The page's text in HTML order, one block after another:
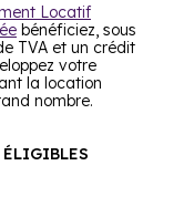
Locatif
bénéficiez, sous
TVA et un crédit
votre
la location
nombre.
ÉLIGIBLES